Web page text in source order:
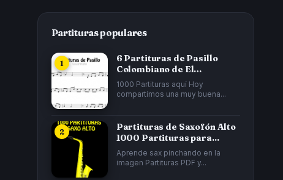
Partituras populares
6 Partituras de Pasillo
Colombiano de El
Cucarrón, La Gata...
1000 Partituras aquí Hoy
compartimos una muy buena...
Partituras de Saxofón Alto
1000 Partituras para...
Aprende sax pinchando en la
imagen Partituras PDF y...